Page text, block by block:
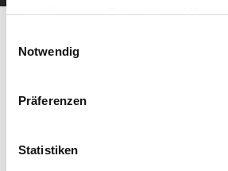
steht in unserer Datenschutzerklärung.
gelistet.
Notwendig
Präferenzen
Statistiken